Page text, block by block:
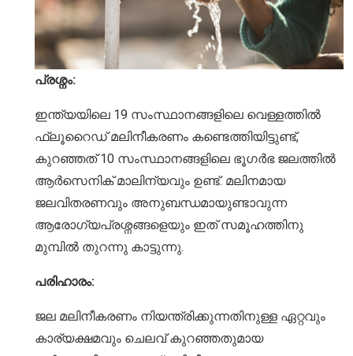
പ്രശ്നം:
ഇന്ത്യയിലെ 19 സംസ്ഥാനങ്ങളിലെ വെള്ളത്തിൽ
ഫ്ലൂറൈഡ് മലിനീകരണം കണ്ടെത്തിയിട്ടുണ്ട്,
കുറഞ്ഞത് 10 സംസ്ഥാനങ്ങളിലെ ഭൂഗർഭ ജലത്തിൽ
ആർസെനിക് മാലിന്യവും ഉണ്ട്. മലിനമായ
ജലവിതരണവും അനുബന്ധമായുണ്ടാവുന്ന
ആരോഗ്യപ്രശ്നങ്ങളെയും ഇത് സമൂഹത്തിനു
മുമ്പിൽ തുറന്നു കാട്ടുന്നു.
പരിഹാരം:
ജല മലിനീകരണം നിയന്ത്രിക്കുന്നതിനുള്ള ഏറ്റവും
കാര്യക്ഷമവും ചെലവ് കുറഞ്ഞതുമായ